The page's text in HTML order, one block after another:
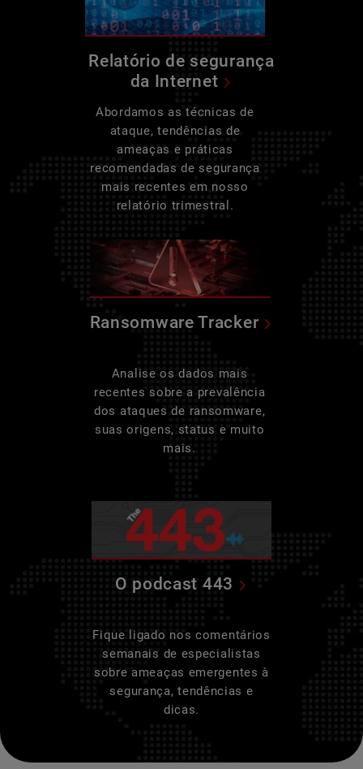
Relatório de segurança
da Internet
Abordamos as técnicas de
ataque, tendências de
ameaças e práticas
recomendadas de segurança
mais recentes em nosso
relatório trimestral.
Ransomware Tracker
Analise os dados mais
recentes sobre a prevalência
dos ataques de ransomware,
suas origens, status e muito
mais.
O podcast 443
Fique ligado nos comentários
semanais de especialistas
sobre ameaças emergentes à
segurança, tendências e
dicas.